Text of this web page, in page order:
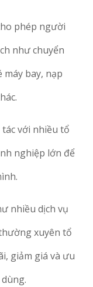
phép người
như chuyển
bay, nạp
với nhiều tổ
nghiệp lớn để
nhiều dịch vụ
xuyên tổ
giảm giá và ưu